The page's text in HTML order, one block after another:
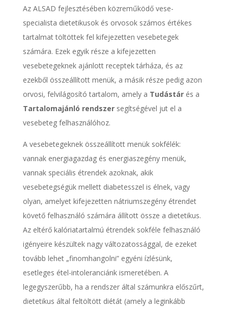
Az ALSAD fejlesztésében közreműködő vese-
specialista dietetikusok és orvosok számos értékes
tartalmat töltöttek fel kifejezetten vesebetegek
számára. Ezek egyik része a kifejezetten
vesebetegeknek ajánlott receptek tárháza, és az
ezekből összeállított menük, a másik része pedig azon
orvosi, felvilágosító tartalom, amely a Tudástárés a
Tartalomajánló rendszer segítségével jut el a
vesebeteg felhasználóhoz.
A vesebetegeknek összeállított menük sokfélék:
vannak energiagazdag és energiaszegény menük,
vannak speciális étrendek azoknak, akik
vesebetegségük mellett diabetesszel is élnek, vagy
olyan, amelyet kifejezetten nátriumszegény étrendet
követő felhasználó számára állított össze a dietetikus.
Az eltérő kalóriatartalmú étrendek sokféle felhasználó
igényeire készültek nagy változatossággal, de ezeket
tovább lehet „finomhangolni” egyéni ízlésünk,
esetleges étel-intoleranciánk ismeretében. A
legegyszerűbb, ha a rendszer által számunkra előszűrt,
dietetikus által feltöltött diétát (amely a leginkább